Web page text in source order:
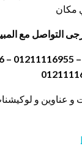
مكان
التواصل مع
و عناوين و